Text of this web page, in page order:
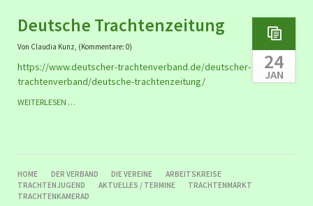
Deutsche Trachtenzeitung
24
JAN
Von Claudia Kunz, (Kommentare: 0)
https://www.deutscher-trachtenverband.de/deutscher-
trachtenverband/deutsche-trachtenzeitung/
WEITERLESEN …
NAVIGATION
ÜBERSPRINGEN
HOME DER VERBAND DIE VEREINE
ARBEITSKREISE
TRACHTENJUGEND
AKTUELLES / TERMINE
TRACHTENMARKT
TRACHTENKAMERAD